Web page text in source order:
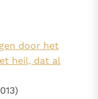
door het
heil, dat al